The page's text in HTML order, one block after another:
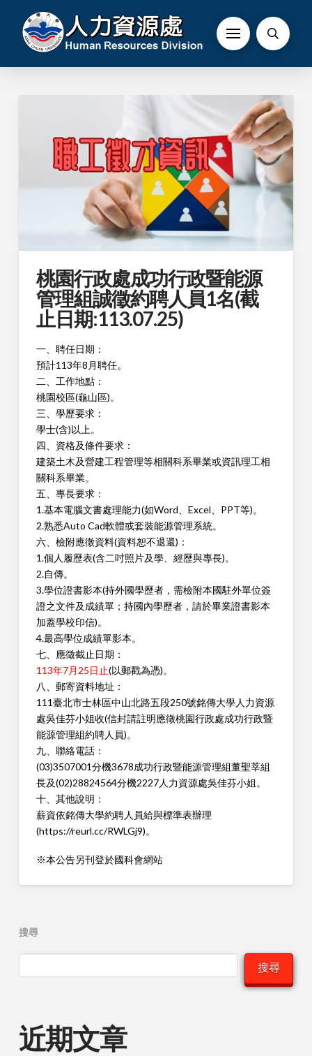
桃園行政處成功行政暨能源
管理組誠徵約聘人員1名(截
止日期:113.07.25)
一、聘任日期：
預計113年8月聘任。
二、工作地點：
桃園校區(龜山區)。
三、學歷要求：
學士(含)以上。
四、資格及條件要求：
建築土木及營建工程管理等相關科系畢業或資訊理工相
關科系畢業。
五、專長要求：
1.基本電腦文書處理能力(如Word、Excel、PPT等)。
2.熟悉Auto Cad軟體或套裝能源管理系統。
六、檢附應徵資料(資料恕不退還)：
1.個人履歷表(含二吋照片及學、經歷與專長)。
2.自傳。
3.學位證書影本(持外國學歷者，需檢附本國駐外單位簽
證之文件及成績單；持國內學歷者，請於畢業證書影本
加蓋學校印信)。
4.最高學位成績單影本。
七、應徵截止日期：
113年7月25日止(以郵戳為憑)。
八、郵寄資料地址：
111臺北市士林區中山北路五段250號銘傳大學人力資源
處吳佳芬小姐收(信封請註明應徵桃園行政處成功行政暨
能源管理組約聘人員)。
九、聯絡電話：
(03)3507001分機3678成功行政暨能源管理組董聖莘組
長及(02)28824564分機2227人力資源處吳佳芬小姐。
十、其他說明：
薪資依銘傳大學約聘人員給與標準表辦理
(https://reurl.cc/RWLGj9)。
※本公告另刊登於國科會網站
搜尋
搜尋
近期文章